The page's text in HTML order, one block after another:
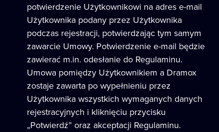
potwierdzenie Użytkownikowi na adres e-mail
Użytkownika podany przez Użytkownika
podczas rejestracji, potwierdzając tym samym
zawarcie Umowy. Potwierdzenie e-mail będzie
zawierać m.in. odesłanie do Regulaminu.
Umowa pomiędzy Użytkownikiem a Dramox
zostaje zawarta po wypełnieniu przez
Użytkownika wszystkich wymaganych danych
rejestracyjnych i kliknięciu przycisku
„Potwierdź” oraz akceptacji Regulaminu.